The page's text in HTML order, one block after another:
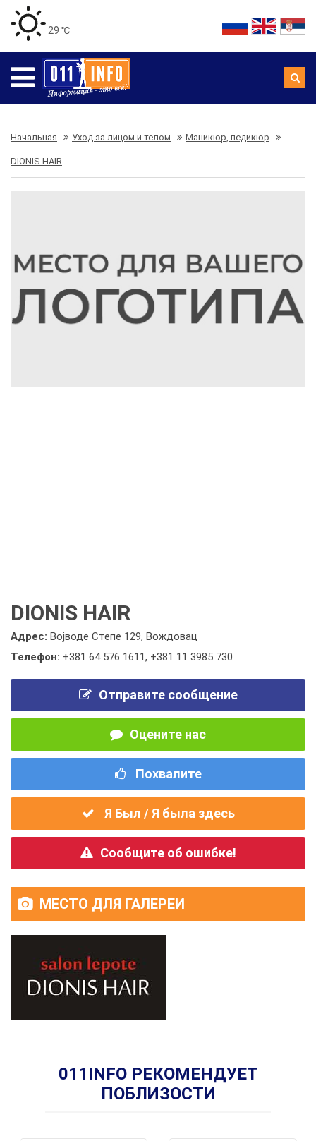
29 ℃
Начальная Уход за лицом и телом Маникюр, педикюр
DIONIS HAIR
DIONIS HAIR
Адрес: Војводе Степе 129, Вождовац
Телефон: +381 64 576 1611, +381 11 3985 730
Отправите сообщение
Оцените нас
Похвалите
Я Был / Я была здесь
Сообщите об ошибке!
МЕСТО ДЛЯ ГАЛЕРЕИ
011INFO РЕКОМЕНДУЕТ
ПОБЛИЗОСТИ